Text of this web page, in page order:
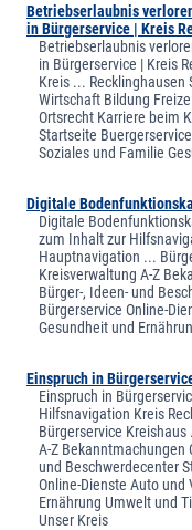
Betriebserlaubnis
in Bürgerservice | Kreis
Betriebserlaubnis
in Bürgerservice | Kreis
Kreis ...
Wirtschaft Bildung
Ortsrecht Karriere beim
Startseite
Soziales und Familie
Digitale
Digitale
zum Inhalt zur
Hauptnavigation ...
Kreisverwaltung A-Z
Bürger-, Ideen- und
Bürgerservice Online-
Gesundheit und
Einspruch in
Einspruch in
Hilfsnavigation Kreis
Bürgerservice
A-Z Bekanntmachungen
und Beschwerdecenter
Online-Dienste Auto und
Ernährung Umwelt und
Unser Kreis